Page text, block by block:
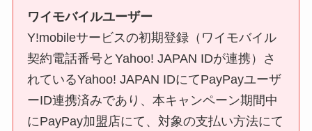
ワイモバイルユーザー
Y!mobileサービスの初期登録（ワイモバイル
契約電話番号とYahoo! JAPAN IDが連携）さ
れているYahoo! JAPAN IDにてPayPayユーザ
ーID連携済みであり、本キャンペーン期間中
にPayPay加盟店にて、対象の支払い方法にて